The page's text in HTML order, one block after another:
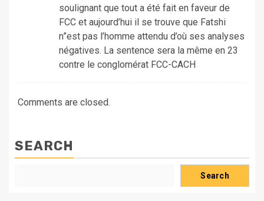
soulignant que tout a été fait en faveur de
FCC et aujourd’hui il se trouve que Fatshi
n”est pas l’homme attendu d’où ses analyses
négatives. La sentence sera la même en 23
contre le conglomérat FCC-CACH
Comments are closed.
SEARCH
Search